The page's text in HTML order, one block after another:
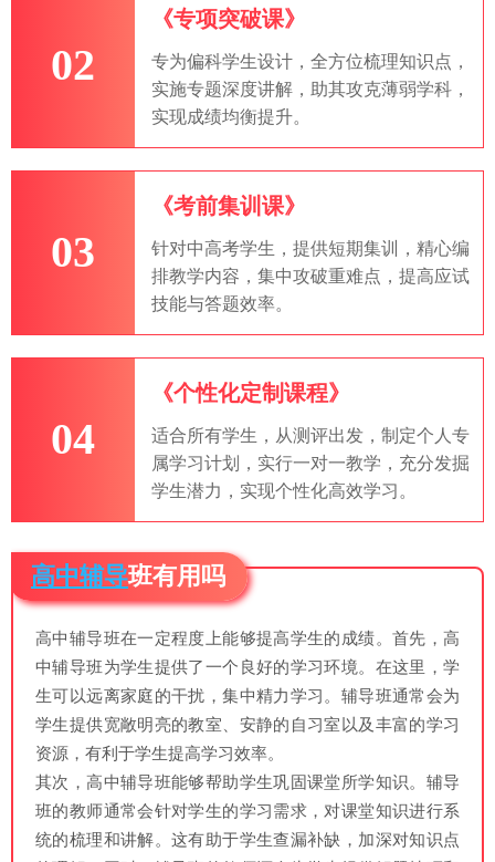
02
《专项突破课》
专为偏科学生设计，全方位梳理知识点，
实施专题深度讲解，助其攻克薄弱学科，
实现成绩均衡提升。
03
《考前集训课》
针对中高考学生，提供短期集训，精心编
排教学内容，集中攻破重难点，提高应试
技能与答题效率。
04
《个性化定制课程》
适合所有学生，从测评出发，制定个人专
属学习计划，实行一对一教学，充分发掘
学生潜力，实现个性化高效学习。
高中辅导班有用吗
高中辅导班在一定程度上能够提高学生的成绩。首先，高
中辅导班为学生提供了一个良好的学习环境。在这里，学
生可以远离家庭的干扰，集中精力学习。辅导班通常会为
学生提供宽敞明亮的教室、安静的自习室以及丰富的学习
资源，有利于学生提高学习效率。
其次，高中辅导班能够帮助学生巩固课堂所学知识。辅导
班的教师通常会针对学生的学习需求，对课堂知识进行系
统的梳理和讲解。这有助于学生查漏补缺，加深对知识点